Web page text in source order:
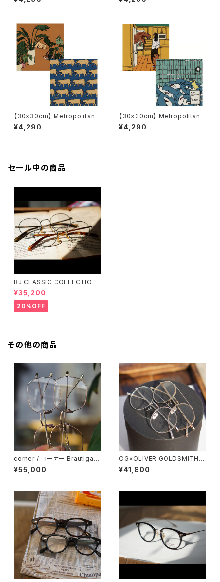
ロスボトル MCB344 / 上上ノ
ロスボトル MCB339 / CATC
【30×30cm】 Metropolitan
Crossbottle メトロポリタンク
ロスボトル MCB340 / the cat
¥4,290
【30×30cm】 Metropolitan
Crossbottle メトロポリタンク
ロスボトル MCB341 / Harmle
¥4,290
セール中の商品
BJ CLASSIC COLLECTION
¥35,200
20%OFF
その他の商品
corner / コーナー Brautigan
ブローティガン <orner メタル
¥55,000
OG×OLIVER GOLDSMITH /
オージーバイオリバーゴールド
スミス CLEF-X ツーブリッジ ダ
¥41,800